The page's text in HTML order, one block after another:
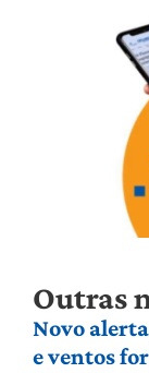
Outras
Novo
e ventos